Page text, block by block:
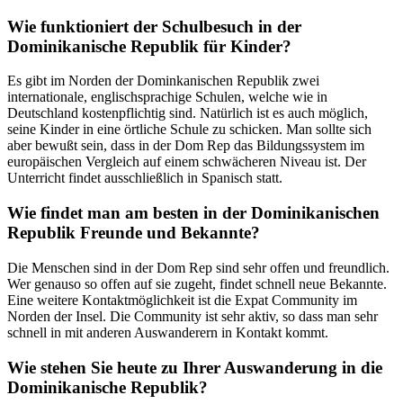
Wie funktioniert der Schulbesuch in der
Dominikanische Republik für Kinder?
Es gibt im Norden der Dominkanischen Republik zwei
internationale, englischsprachige Schulen, welche wie in
Deutschland kostenpflichtig sind. Natürlich ist es auch möglich,
seine Kinder in eine örtliche Schule zu schicken. Man sollte sich
aber bewußt sein, dass in der Dom Rep das Bildungssystem im
europäischen Vergleich auf einem schwächeren Niveau ist. Der
Unterricht findet ausschließlich in Spanisch statt.
Wie findet man am besten in der Dominikanischen
Republik Freunde und Bekannte?
Die Menschen sind in der Dom Rep sind sehr offen und freundlich.
Wer genauso so offen auf sie zugeht, findet schnell neue Bekannte.
Eine weitere Kontaktmöglichkeit ist die Expat Community im
Norden der Insel. Die Community ist sehr aktiv, so dass man sehr
schnell in mit anderen Auswanderern in Kontakt kommt.
Wie stehen Sie heute zu Ihrer Auswanderung in die
Dominikanische Republik?